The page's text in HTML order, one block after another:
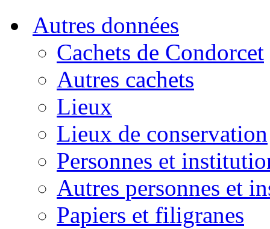
Autres données
Cachets de Condorcet
Autres cachets
Lieux
Lieux de conservation
Personnes et
Autres personnes et
Papiers et filigranes